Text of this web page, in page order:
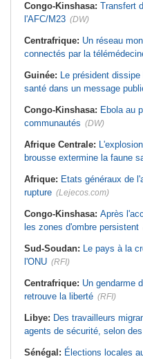
Congo-Kinshasa: Transfert
l'AFC/M23 (DW)
Centrafrique: Un réseau
connectés par la
Guinée: Le président
santé dans un message
Congo-Kinshasa: Ebola au
communautés (DW)
Afrique Centrale:
brousse extermine la faune
Afrique: Etats généraux de
rupture (Lejecos.com)
Congo-Kinshasa: Après
les zones d'ombre persistent
Sud-Soudan: Le pays à la
l'ONU (RFI)
Centrafrique: Un gendarme
retrouve la liberté (RFI)
Libye: Des travailleurs
agents de sécurité, selon
Sénégal: Élections locales